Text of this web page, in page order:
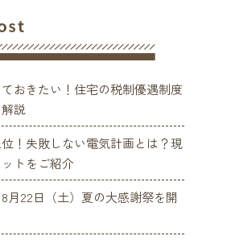
おきたい！住宅の税制優遇制度
説
！失敗しない電気計画とは？現
トをご紹介
8月22日（土）夏の大感謝祭を開